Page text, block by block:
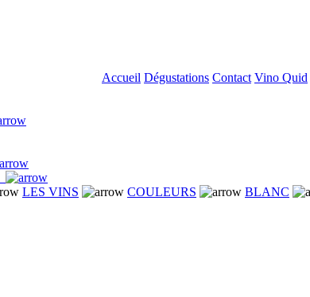
Accueil Dégustations Contact Vino Quid
LES VINS COULEURS BLANC